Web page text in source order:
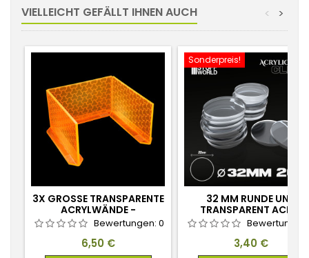
VIELLEICHT GEFÄLLT IHNEN AUCH >
<
3X GROSSE TRANSPARENTE A
CRYLWÄNDE - P
HOSPHORESZIEREND O
RANGE
Bewertungen: 0
Preis
6,50 €
Sonderpreis!
32 MM RUNDE UND
TRANSPARENT ACRYL
BASEN
Preis
3,40 €